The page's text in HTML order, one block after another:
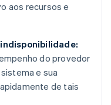
aos recursos e
do provedor
e sua
de tais